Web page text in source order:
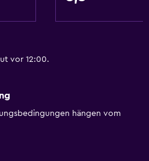
vor 12:00.
hängen vom